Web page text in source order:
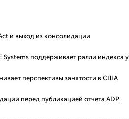
и выход из консолидации
Systems поддерживает ралли
перспективы занятости в США
перед публикацией отчета ADP